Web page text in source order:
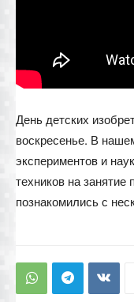
День детских
воскресенье. В
экспериментов и
техников на занятие
познакомились с